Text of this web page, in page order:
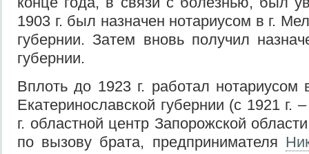
1903 г. был назначен нотариусом в г.
губернии. Затем вновь получил
губернии.
Вплоть до 1923 г. работал нотариусом
Екатеринославской губернии (с 1921 г.
г. областной центр Запорожской
по вызову брата, предпринимателя